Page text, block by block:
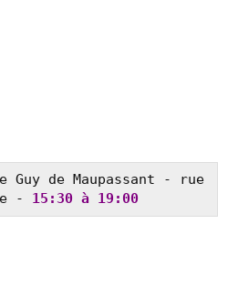
Guy de Maupassant - rue
- 15:30 à 19:00